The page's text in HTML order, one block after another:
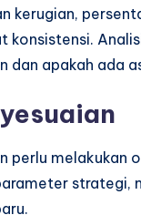
kerugian,
apakah ada
perlu melakukan
strategi,